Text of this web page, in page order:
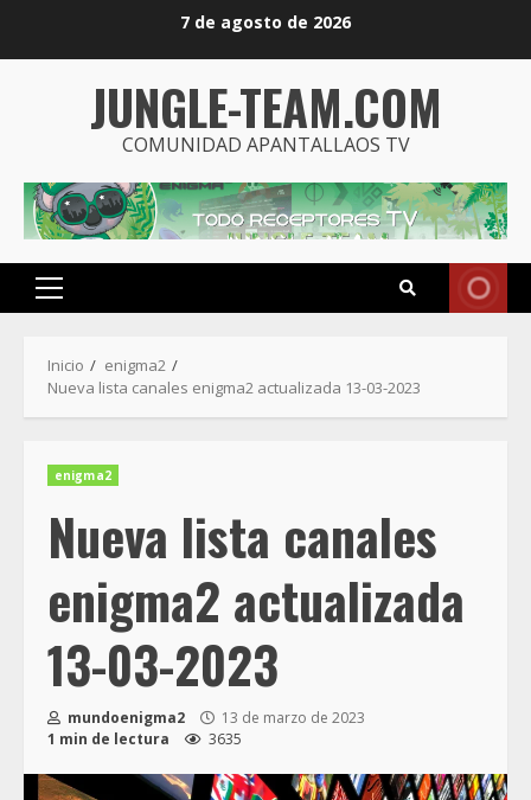
7 de agosto de 2026
JUNGLE-TEAM.COM
COMUNIDAD APANTALLAOS TV
Menú
Inicio
enigma2
Nueva lista canales enigma2 actualizada 13-03-2023
enigma2
Nueva lista canales
enigma2 actualizada
13-03-2023
mundoenigma2
13 de marzo de 2023
1 min de lectura
3635